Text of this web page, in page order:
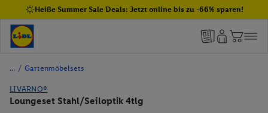
Heiße Summer Sale Deals: Jetzt online bis zu -66% sparen!
/ Gartenmöbelsets
LIVARNO®
Loungeset Stahl/Seiloptik 4tlg